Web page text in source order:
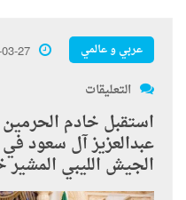
عربي و عالمي 27
التعليقات
استقبل خادم
عبدالعزيز آل سعود
الجيش الليبي المشير